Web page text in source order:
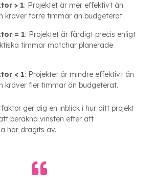
> 1: Projektet är mer effektivt än
kräver färre timmar än budgeterat.
= 1: Projektet är färdigt precis enligt
timmar matchar planerade
< 1: Projektet är mindre effektivt än
kräver fler timmar än budgeterat.
ger dig en inblick i hur ditt projekt
beräkna vinsten efter att
har dragits av.